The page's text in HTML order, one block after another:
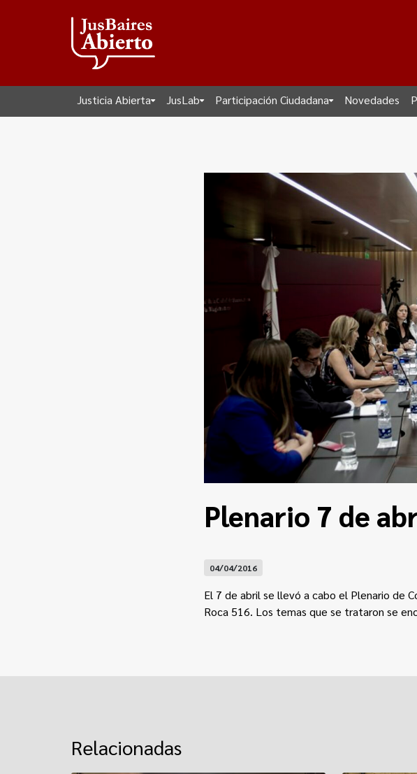
Justicia Abierta JusLab Participación Ciudadana Novedades
Plenario 7 de
04/04/2016
El 7 de abril se llevó a cabo el Plenario de
Roca 516. Los temas que se trataron se
Relacionadas